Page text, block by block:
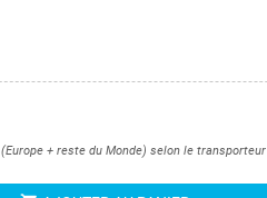
+ reste du Monde) selon le transporteur